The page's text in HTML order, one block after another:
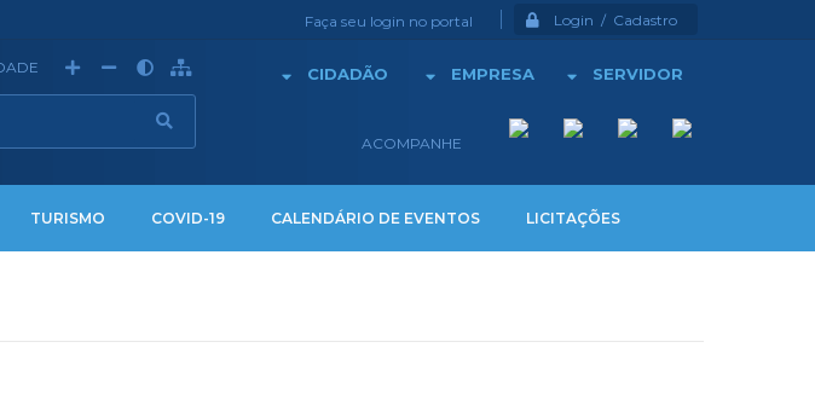
Faça seu login no portal Login / Cadastro
CIDADÃO EMPRESA SERVIDOR
ACOMPANHE
TURISMO COVID-19 CALENDÁRIO DE EVENTOS LICITAÇÕES